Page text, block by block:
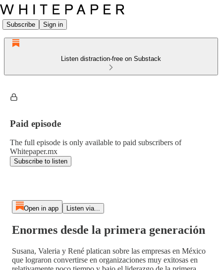
Subscribe Sign in
Listen distraction-free on Substack
Paid episode
The full episode is only available to paid subscribers of
Whitepaper.mx
Subscribe to listen
Open in app Listen via...
Enormes desde la primera generación
Susana, Valeria y René platican sobre las empresas en México
que lograron convertirse en organizaciones muy exitosas en